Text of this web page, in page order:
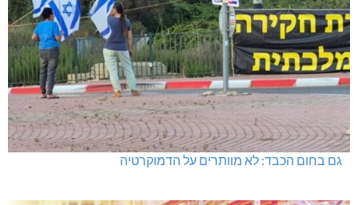
גם בחום הכבד: לא מוותרים על הדמוקרטיה